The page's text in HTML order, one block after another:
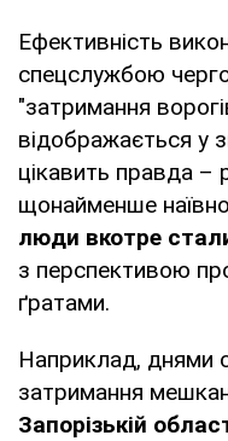
Ефективність
спецслужбою
"затримання
відображається у
цікавить правда –
щонайменше
люди вкотре
з перспективою
ґратами.
Наприклад, днями
затримання
Запорізькій